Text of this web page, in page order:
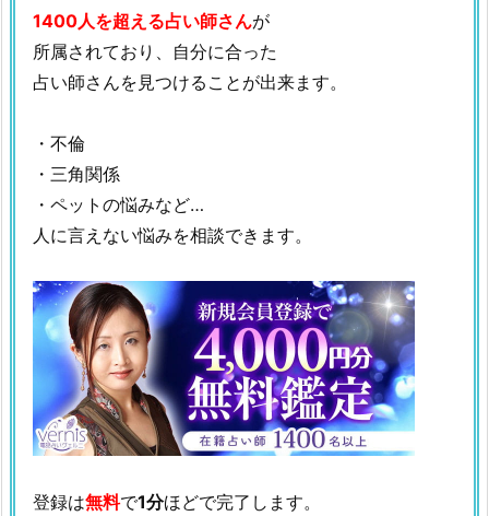
1400人を超える占い師さんが
所属されており、自分に合った
占い師さんを見つけることが出来ます。
・不倫
・三角関係
・ペットの悩みなど…
人に言えない悩みを相談できます。
登録は無料で1分ほどで完了します。